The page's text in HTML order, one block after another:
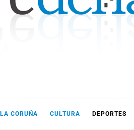
LA CORUÑA CULTURA DEPORTES